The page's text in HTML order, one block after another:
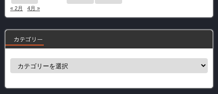
« 2月 4月 »
カテゴリー
カ
ー